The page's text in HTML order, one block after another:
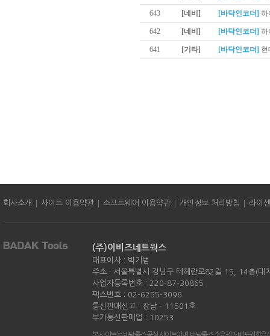
643 [네비] [바닥인코더] 하
642 [네비] [바닥인코더] 하
641 [기타] [바닥인코더]
회사소개 | 사이트 이용약관 | 소프트웨어 이용약관 | 개인정보 처리방침 | 라이
(주)이비즈네트웍스
대표이사 : 박기범
주소 : 서울특별시 강남구 테헤란로82길 15, 14층(대
사업자등록번호 : 220-87-30865
팩스번호 : 02-6255-3096
통신판매신고 : 강남 - 11501호
부가통신판매업 : 10253